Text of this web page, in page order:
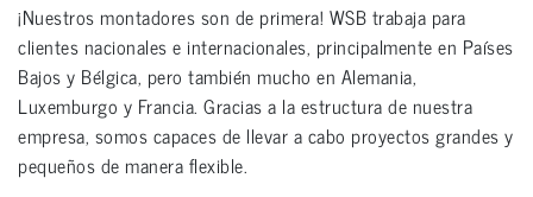
¡Nuestros montadores son de primera! WSB trabaja para
clientes nacionales e internacionales, principalmente en Países
Bajos y Bélgica, pero también mucho en Alemania,
Luxemburgo y Francia. Gracias a la estructura de nuestra
empresa, somos capaces de llevar a cabo proyectos grandes y
pequeños de manera flexible.